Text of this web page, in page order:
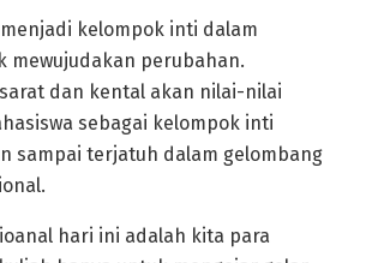
kelompok inti dalam
mewujudakan perubahan.
dan kental akan nilai-nilai
sebagai kelompok inti
sampai terjatuh dalam gelombang
hari ini adalah kita para